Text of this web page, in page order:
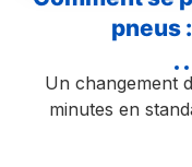
pneus
Un changement
minutes en